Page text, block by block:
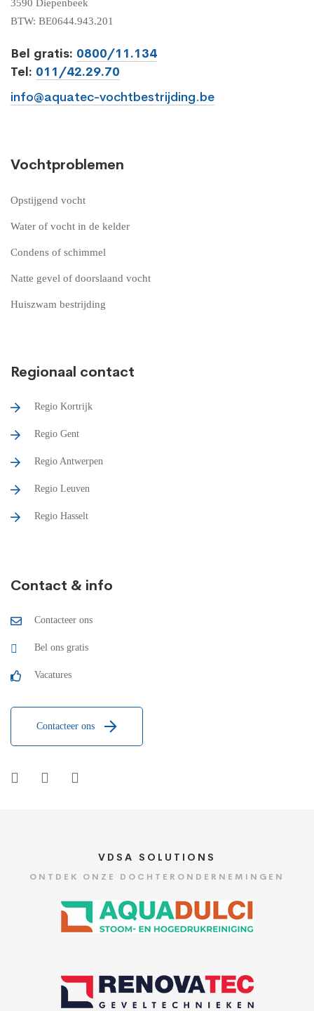
3590 Diepenbeek
BTW: BE0644.943.201
Bel gratis: 0800/11.134
Tel: 011/42.29.70
info@aquatec-vochtbestrijding.be
Vochtproblemen
Opstijgend vocht
Water of vocht in de kelder
Condens of schimmel
Natte gevel of doorslaand vocht
Huiszwam bestrijding
Regionaal contact
Regio Kortrijk
Regio Gent
Regio Antwerpen
Regio Leuven
Regio Hasselt
Contact & info
Contacteer ons
Bel ons gratis
Vacatures
Contacteer ons
VDSA SOLUTIONS
ONTDEK ONZE DOCHTERONDERNEMINGEN